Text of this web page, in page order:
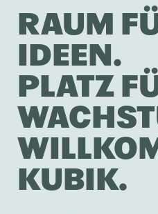
RAUM
IDEEN.
PLATZ
KUBIK.